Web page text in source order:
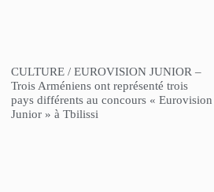
CULTURE / EUROVISION JUNIOR –
Trois Arméniens ont représenté trois
pays différents au concours « Eurovision
Junior » à Tbilissi